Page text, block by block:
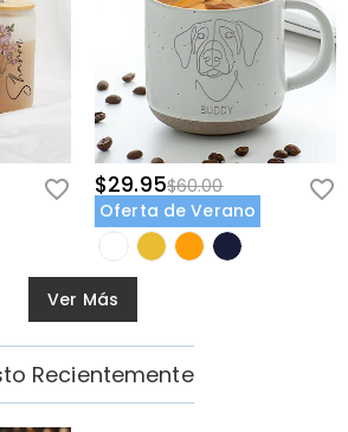
$29.95$60.00
Oferta de Verano
Ver Más
Recientemente